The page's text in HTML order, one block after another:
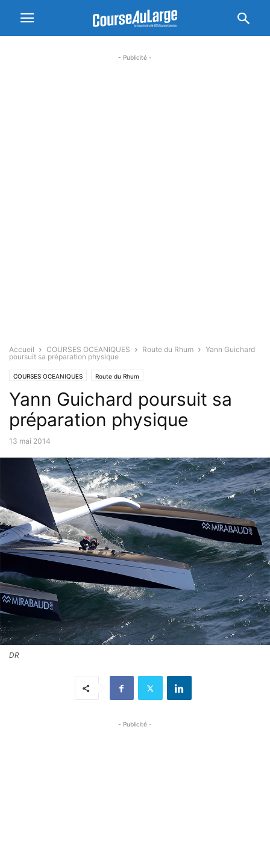
- Publicité -
Accueil COURSES OCEANIQUES Route du Rhum
Yann Guichard
poursuit sa préparation physique
COURSES OCEANIQUES Route du Rhum
Yann Guichard poursuit sa
préparation physique
13 mai 2014
DR
- Publicité -